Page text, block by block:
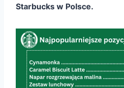
Starbucks w Polsce.